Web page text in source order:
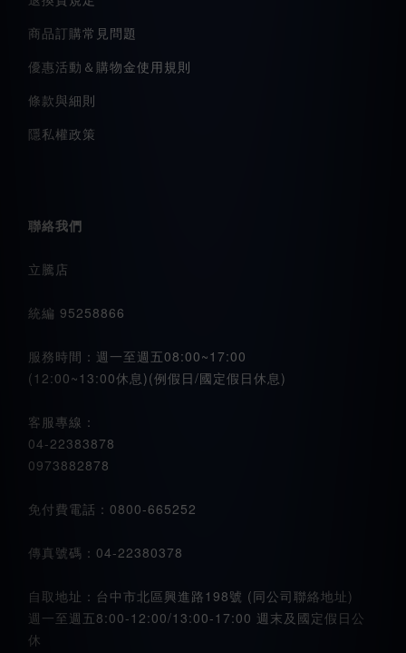
商品訂購常見問題
優惠活動＆購物金使用規則
條款與細則
隱私權政策
聯絡我們
立騰店
統編 95258866
服務時間：週一至週五08:00~17:00
(12:00~13:00休息)(例假日/國定假日休息)
客服專線：
04-22383878
0973882878
免付費電話：0800-665252
傳真號碼：04-22380378
自取地址：台中市北區興進路198號 (同公司聯絡地址)
週一至週五8:00-12:00/13:00-17:00 週末及國定假日公
休